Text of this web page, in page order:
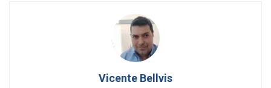
Vicente Bellvis